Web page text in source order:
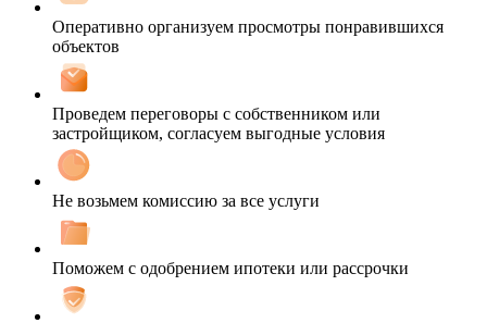
Оперативно организуем просмотры понравившихся
объектов
Проведем переговоры с собственником или
застройщиком, согласуем выгодные условия
Не возьмем комиссию за все услуги
Поможем с одобрением ипотеки или рассрочки